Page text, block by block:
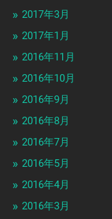
2017年3月
2017年1月
2016年11月
2016年10月
2016年9月
2016年8月
2016年7月
2016年5月
2016年4月
2016年3月